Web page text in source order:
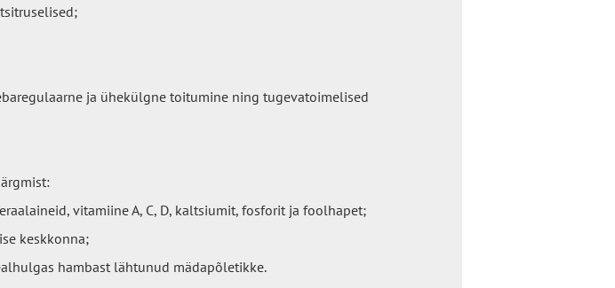
ja ühekülgne toitumine ning tugevatoimelised
vitamiine A, C, D, kaltsiumit, fosforit ja foolhapet;
keskkonna;
hambast lähtunud mädapõletikke.